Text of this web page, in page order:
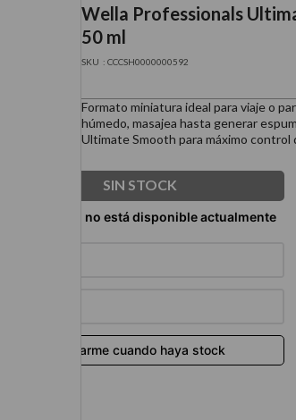
Wella Professionals
50 ml
: CCCSH0000000592
Formato miniatura ideal para viaje o
húmedo, masajea hasta generar
Ultimate Smooth para máximo control
SIN STOCK